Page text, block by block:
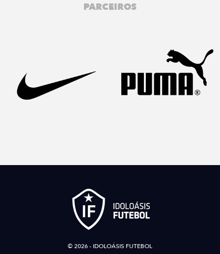
PARCEIROS
© 2026 - IDOLOÁSIS FUTEBOL